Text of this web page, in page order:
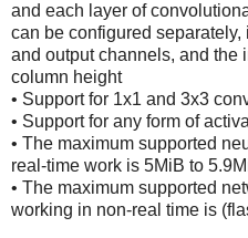
and each layer of
can be configured
and output channels, and the
column height
• Support for 1x1 and 3x3
• Support for any form of
• The maximum supported
real-time work is 5MiB to
• The maximum supported
working in non-real time is